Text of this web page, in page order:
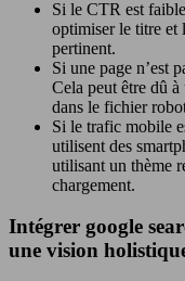
Si le CTR est
optimiser le titre et
pertinent.
Si une page n’est
Cela peut être dû
dans le fichier
Si le trafic mobile
utilisent des
utilisant un thème
chargement.
Intégrer google
une vision